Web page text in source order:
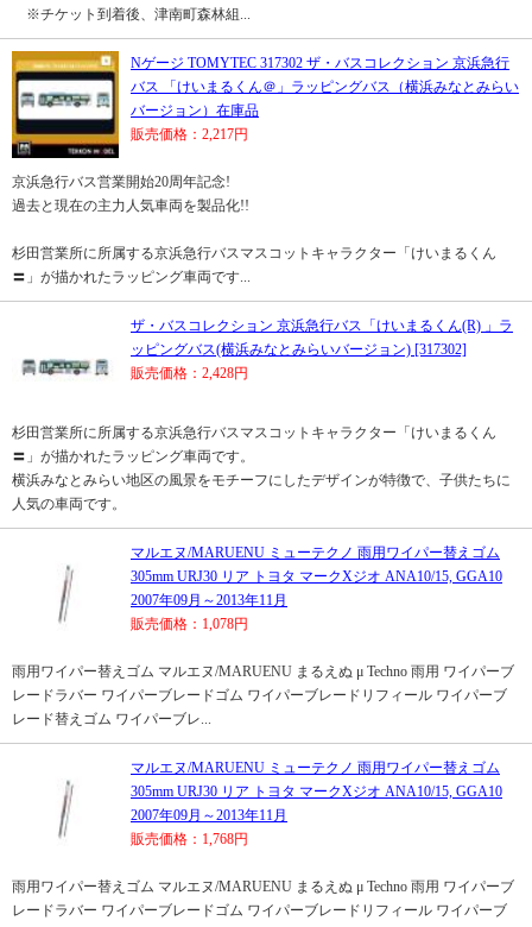
※チケット到着後、津南町森林組...
Nゲージ TOMYTEC 317302 ザ・バスコレクション 京浜急行
バス 「けいまるくん＠」ラッピングバス（横浜みなとみらい
バージョン）在庫品
販売価格：2,217円
京浜急行バス営業開始20周年記念!
過去と現在の主力人気車両を製品化!!
杉田営業所に所属する京浜急行バスマスコットキャラクター「けいまるくん
〓」が描かれたラッピング車両です...
ザ・バスコレクション 京浜急行バス「けいまるくん(R) 」ラ
ッピングバス(横浜みなとみらいバージョン) [317302]
販売価格：2,428円
杉田営業所に所属する京浜急行バスマスコットキャラクター「けいまるくん
〓」が描かれたラッピング車両です。
横浜みなとみらい地区の風景をモチーフにしたデザインが特徴で、子供たちに
人気の車両です。
マルエヌ/MARUENU ミューテクノ 雨用ワイパー替えゴム
305mm URJ30 リア トヨタ マークXジオ ANA10/15, GGA10
2007年09月～2013年11月
販売価格：1,078円
雨用ワイパー替えゴム マルエヌ/MARUENU まるえぬ μ Techno 雨用 ワイパーブ
レードラバー ワイパーブレードゴム ワイパーブレードリフィール ワイパーブ
レード替えゴム ワイパーブレ...
マルエヌ/MARUENU ミューテクノ 雨用ワイパー替えゴム
305mm URJ30 リア トヨタ マークXジオ ANA10/15, GGA10
2007年09月～2013年11月
販売価格：1,768円
雨用ワイパー替えゴム マルエヌ/MARUENU まるえぬ μ Techno 雨用 ワイパーブ
レードラバー ワイパーブレードゴム ワイパーブレードリフィール ワイパーブ